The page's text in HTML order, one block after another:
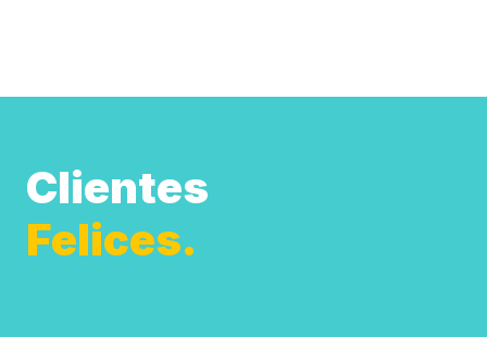
Clientes
Felices.